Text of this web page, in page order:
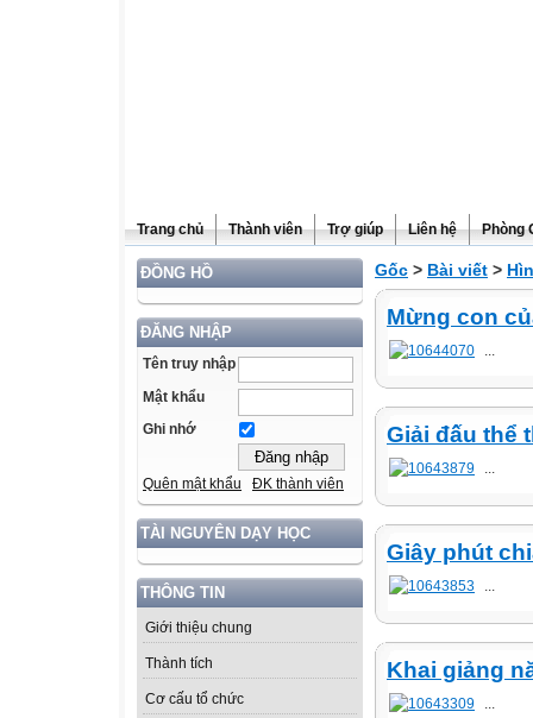
Trang chủ Thành viên Trợ giúp Liên hệ Phòng
ĐỒNG HỒ
ĐĂNG NHẬP
Tên truy nhập
Mật khẩu
Ghi nhớ
Quên mật khẩu ĐK thành viên
TÀI NGUYÊN DẠY HỌC
THÔNG TIN
Giới thiệu chung
Thành tích
Cơ cấu tổ chức
Gốc > Bài viết >
Mừng con
...
Giải đấu thể
...
Giây phút
...
Khai giảng
...